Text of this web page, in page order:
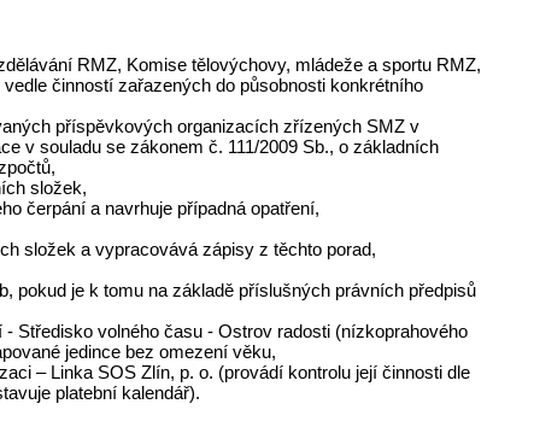
RMZ, Komise tělovýchovy, mládeže a sportu RMZ,
činností zařazených do působnosti konkrétního
příspěvkových organizacích zřízených SMZ v
v souladu se zákonem č. 111/2009 Sb., o základních
složek,
čerpání a navrhuje případná opatření,
složek a vypracovává zápisy z těchto porad,
pokud je k tomu na základě příslušných právních předpisů
Středisko volného času - Ostrov radosti (nízkoprahového
jedince bez omezení věku,
– Linka SOS Zlín, p. o. (provádí kontrolu její činnosti dle
platební kalendář).